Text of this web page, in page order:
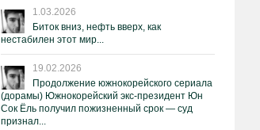
1.03.2026
Биток вниз, нефть вверх, как
нестабилен этот мир...
19.02.2026
Продолжение южнокорейского сериала
(дорамы) Южнокорейский экс-президент Юн
Сок Ёль получил пожизненный срок — суд
признал...